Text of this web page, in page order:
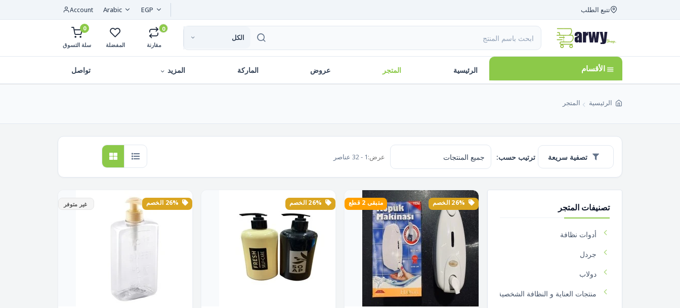
تتبع الطلب EGP
Arabic
Account
الكل
0
مقارنة المفضلة
0
سلة التسوق
الأقسام الرئيسية المتجر عروض الماركة المزيد تواصل
الرئيسية المتجر
تصفية سريعة ترتيب حسب: عرض:1 - 32 عناصر
متبقى 2 قطع غير متوفر تصنيفات المتجر
أدوات نظافة
جردل
دولاب
منتجات العناية و النظافة الشخصية